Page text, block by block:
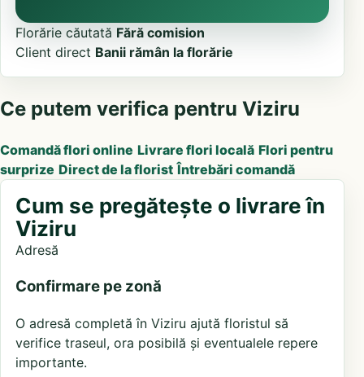
Florărie căutată Fără comision
Client direct Banii rămân la florărie
Ce putem verifica pentru Viziru
Comandă flori online Livrare flori locală Flori pentru
surprize Direct de la florist Întrebări comandă
Cum se pregătește o livrare în
Viziru
Adresă
Confirmare pe zonă
O adresă completă în Viziru ajută floristul să
verifice traseul, ora posibilă și eventualele repere
importante.